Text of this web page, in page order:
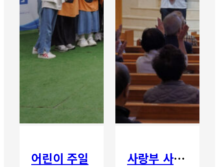
어린이 주일 사랑부 사랑주일